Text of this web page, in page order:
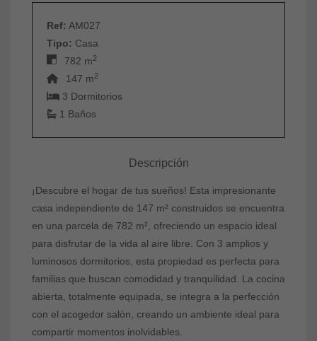
Ref: AM027
Tipo: Casa
782 m2
147 m2
3 Dormitorios
1 Baños
Descripción
¡Descubre el hogar de tus sueños! Esta impresionante
casa independiente de 147 m² construidos se encuentra
en una parcela de 782 m², ofreciendo un espacio ideal
para disfrutar de la vida al aire libre. Con 3 amplios y
luminosos dormitorios, esta propiedad es perfecta para
familias que buscan comodidad y tranquilidad. La cocina
abierta, totalmente equipada, se integra a la perfección
con el acogedor salón, creando un ambiente ideal para
compartir momentos inolvidables.